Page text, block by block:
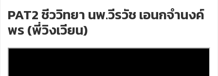
PAT2 ชีววิทยา นพ.วีรวัช เอนกจำนงค์
พร (พี่วิงเวียน)